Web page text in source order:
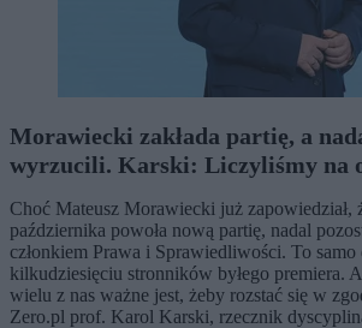
Morawiecki zakłada partię, a
wyrzucili. Karski: Liczyliśmy na
Choć Mateusz Morawiecki już zapowiedział,
października powoła nową partię, nadal
członkiem Prawa i Sprawiedliwości. To
kilkudziesięciu stronników byłego premiera.
wielu z nas ważne jest, żeby rozstać się w
Zero.pl prof. Karol Karski, rzecznik